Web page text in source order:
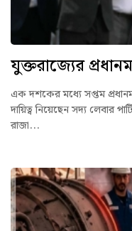
যুক্তরাজ্যের
এক দশকের মধ্যে সপ্তম
দায়িত্ব নিয়েছেন সদ্য লেবার
রাজা...